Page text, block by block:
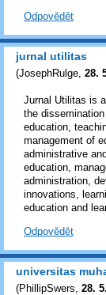
Odpovědět
jurnal utilitas
(JosephRulge 28.
Jurnal Utilitas is
the
education,
management of
administrative
education,
administration,
innovations,
education and
Odpovědět
universitas
(PhillipSwers 28.